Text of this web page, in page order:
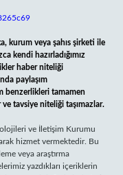
kurum veya şahıs şirketi ile
kendi hazırladığımız
haber niteliği
paylaşım
benzerlikleri tamamen
tavsiye niteliği taşımazlar.
ve İletişim Kurumu
hizmet vermektedir. Bu
veya araştırma
yazdıkları içeriklerin